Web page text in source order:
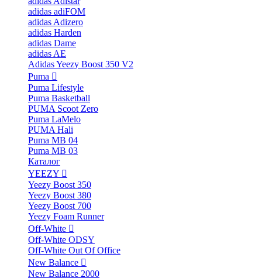
adidas adiFOM
adidas Adizero
adidas Harden
adidas Dame
adidas AE
Adidas Yeezy Boost 350 V2
Puma
Puma Lifestyle
Puma Basketball
PUMA Scoot Zero
Puma LaMelo
PUMA Hali
Puma MB 04
Puma MB 03
Каталог
YEEZY
Yeezy Boost 350
Yeezy Boost 380
Yeezy Boost 700
Yeezy Foam Runner
Off-White
Off-White ODSY
Off-White Out Of Office
New Balance
New Balance 2000